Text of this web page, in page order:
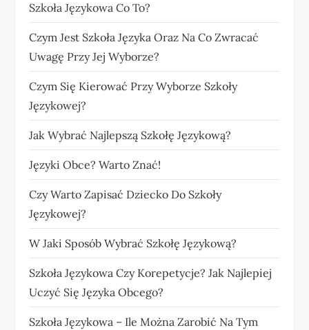
Szkoła Językowa Co To?
Czym Jest Szkoła Języka Oraz Na Co Zwracać
Uwagę Przy Jej Wyborze?
Czym Się Kierować Przy Wyborze Szkoły
Językowej?
Jak Wybrać Najlepszą Szkołę Językową?
Języki Obce? Warto Znać!
Czy Warto Zapisać Dziecko Do Szkoły
Językowej?
W Jaki Sposób Wybrać Szkołę Językową?
Szkoła Językowa Czy Korepetycje? Jak Najlepiej
Uczyć Się Języka Obcego?
Szkoła Językowa – Ile Można Zarobić Na Tym